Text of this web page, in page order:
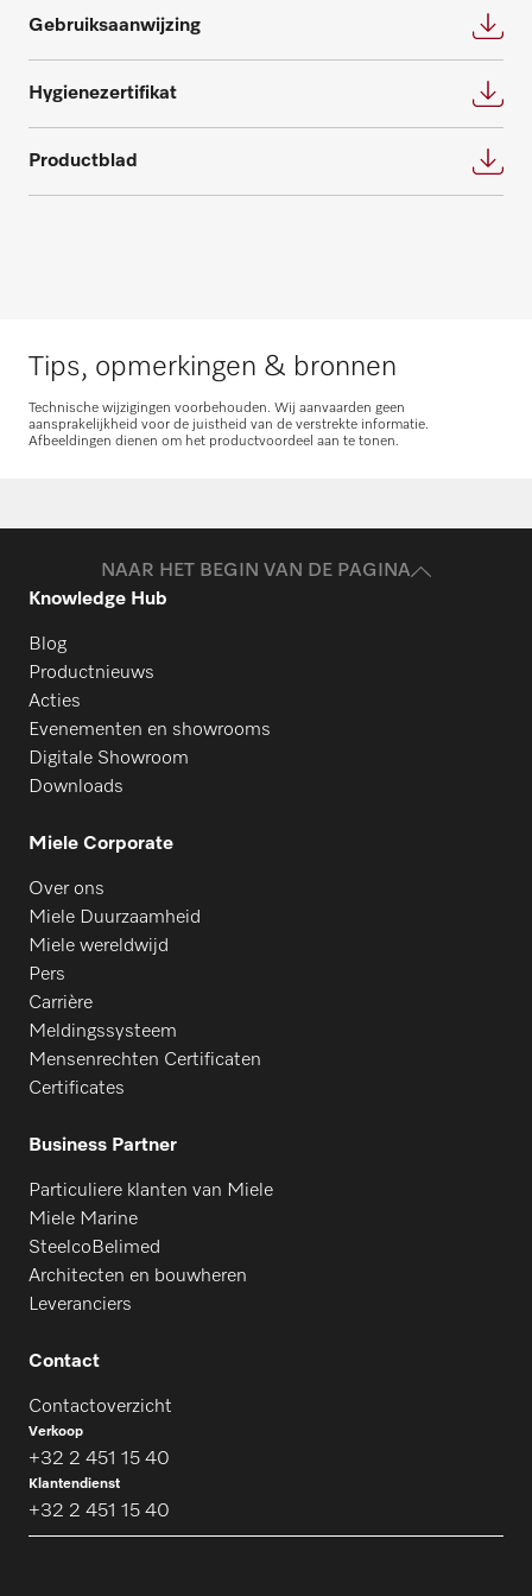
Heeft u onderdelen voor uw producten
Gebruiksaanwijzing
Hygienezertifikat
Productblad
Tips, opmerkingen & bronnen
Technische wijzigingen voorbehouden. Wij aanvaarden geen
aansprakelijkheid voor de juistheid van de verstrekte informatie.
Afbeeldingen dienen om het productvoordeel aan te tonen.
NAAR HET BEGIN VAN DE PAGINA
Knowledge Hub
Blog
Productnieuws
Acties
Evenementen en showrooms
Digitale Showroom
Downloads
Miele Corporate
Over ons
Miele Duurzaamheid
Miele wereldwijd
Pers
Carrière
Meldingssysteem
Mensenrechten Certificaten
Certificates
Business Partner
Particuliere klanten van Miele
Miele Marine
SteelcoBelimed
Architecten en bouwheren
Leveranciers
Contact
Contactoverzicht
Verkoop
+32 2 451 15 40
Klantendienst
+32 2 451 15 40